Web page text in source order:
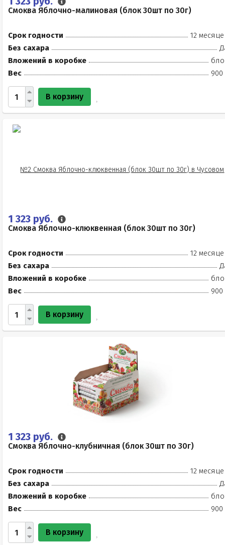
Смоква Яблочно-малиновая (блок 30шт по 30г)
Срок годности
12
Без сахара
Вложений в коробке
Вес
900
В корзину
1 323 руб.
Смоква Яблочно-клюквенная (блок 30шт по 30г)
Срок годности
12
Без сахара
Вложений в коробке
Вес
900
В корзину
1 323 руб.
Смоква Яблочно-клубничная (блок 30шт по 30г)
Срок годности
12
Без сахара
Вложений в коробке
Вес
900
В корзину